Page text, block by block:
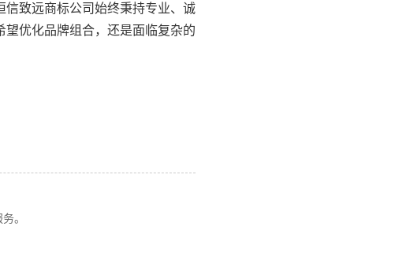
致远商标公司始终秉持专业、诚
优化品牌组合，还是面临复杂的
。